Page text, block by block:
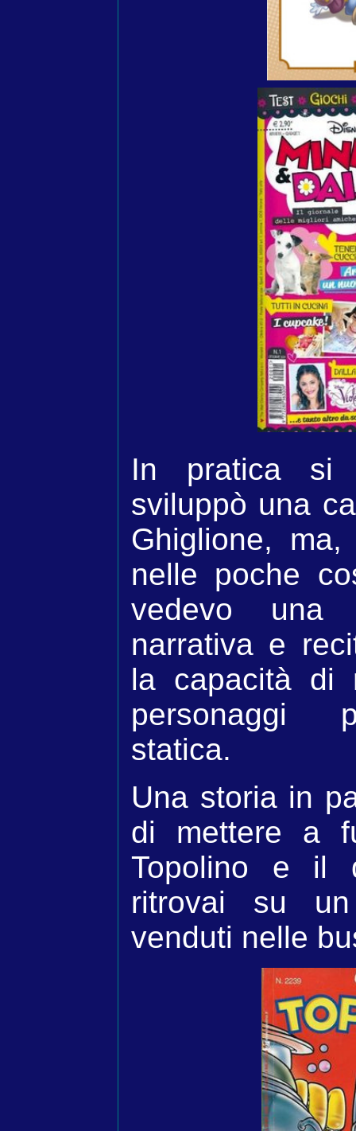
In pratica si
sviluppò una
Ghiglione,
nelle poche
vedevo una
narrativa e
la capacità di
personaggi
statica.
Una storia in
di mettere a
Topolino e il
ritrovai su
venduti nelle